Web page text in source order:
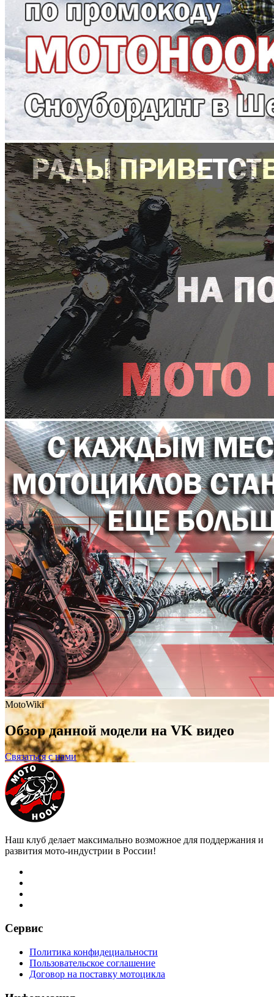
MotoWiki
Обзор данной модели на VK видео
Связаться с нами
Наш клуб делает максимально возможное для поддержания и
развития мото-индустрии в России!
Сервис
Политика конфидециальности
Пользовательское соглашение
Договор на поставку мотоцикла